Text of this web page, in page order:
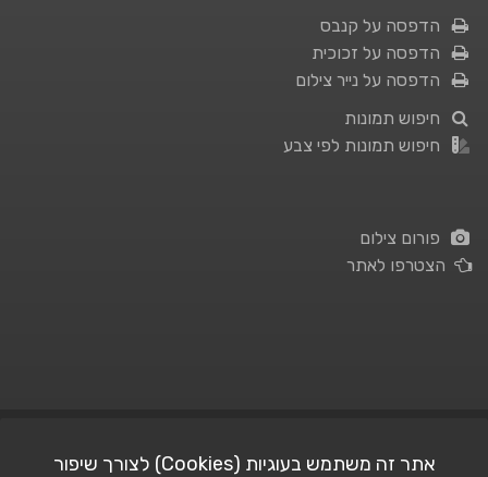
הדפסה על קנבס
הדפסה על זכוכית
הדפסה על נייר צילום
חיפוש תמונות
חיפוש תמונות לפי צבע
פורום צילום
הצטרפו לאתר
אתר זה משתמש בעוגיות (Cookies) לצורך שיפור